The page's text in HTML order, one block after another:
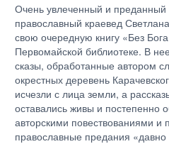
Очень увлеченный и
православный краевед
свою очередную книгу «Без
Первомайской библиотеке. В
сказы, обработанные автором
окрестных деревень
исчезли с лица земли, а
оставались живы и постепенно
авторскими повествованиями и
православные предания